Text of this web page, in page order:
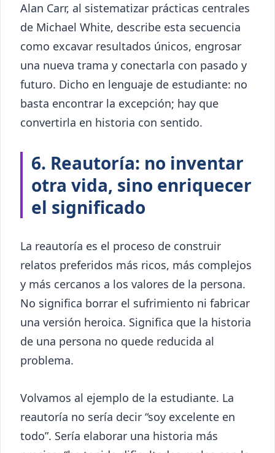
Alan Carr, al sistematizar prácticas centrales
de Michael White, describe esta secuencia
como excavar resultados únicos, engrosar
una nueva trama y conectarla con pasado y
futuro. Dicho en lenguaje de estudiante: no
basta encontrar la excepción; hay que
convertirla en historia con sentido.
6. Reautoría: no inventar
otra vida, sino enriquecer
el significado
La reautoría es el proceso de construir
relatos preferidos más ricos, más complejos
y más cercanos a los valores de la persona.
No significa borrar el sufrimiento ni fabricar
una versión heroica. Significa que la historia
de una persona no quede reducida al
problema.
Volvamos al ejemplo de la estudiante. La
reautoría no sería decir “soy excelente en
todo”. Sería elaborar una historia más